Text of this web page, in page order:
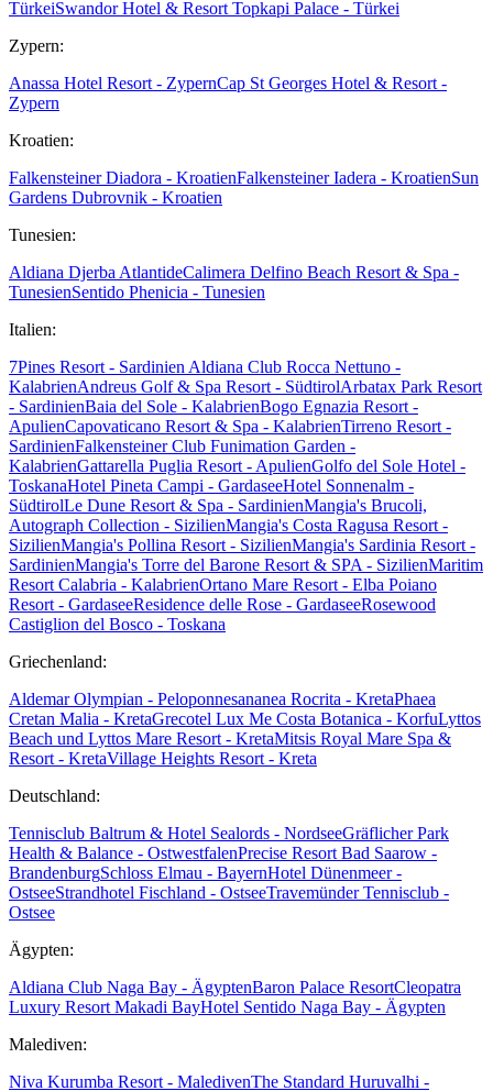
TürkeiSwandor Hotel & Resort Topkapi Palace - Türkei
Zypern:
Anassa Hotel Resort - ZypernCap St Georges Hotel & Resort -
Zypern
Kroatien:
Falkensteiner Diadora - KroatienFalkensteiner Iadera - KroatienSun
Gardens Dubrovnik - Kroatien
Tunesien:
Aldiana Djerba AtlantideCalimera Delfino Beach Resort & Spa -
TunesienSentido Phenicia - Tunesien
Italien:
7Pines Resort - Sardinien Aldiana Club Rocca Nettuno -
KalabrienAndreus Golf & Spa Resort - SüdtirolArbatax Park Resort
- SardinienBaia del Sole - KalabrienBogo Egnazia Resort -
ApulienCapovaticano Resort & Spa - KalabrienTirreno Resort -
SardinienFalkensteiner Club Funimation Garden -
KalabrienGattarella Puglia Resort - ApulienGolfo del Sole Hotel -
ToskanaHotel Pineta Campi - GardaseeHotel Sonnenalm -
SüdtirolLe Dune Resort & Spa - SardinienMangia's Brucoli,
Autograph Collection - SizilienMangia's Costa Ragusa Resort -
SizilienMangia's Pollina Resort - SizilienMangia's Sardinia Resort -
SardinienMangia's Torre del Barone Resort & SPA - SizilienMaritim
Resort Calabria - KalabrienOrtano Mare Resort - Elba Poiano
Resort - GardaseeResidence delle Rose - GardaseeRosewood
Castiglion del Bosco - Toskana
Griechenland:
Aldemar Olympian - Peloponnesananea Rocrita - KretaPhaea
Cretan Malia - KretaGrecotel Lux Me Costa Botanica - KorfuLyttos
Beach und Lyttos Mare Resort - KretaMitsis Royal Mare Spa &
Resort - KretaVillage Heights Resort - Kreta
Deutschland:
Tennisclub Baltrum & Hotel Sealords - NordseeGräflicher Park
Health & Balance - OstwestfalenPrecise Resort Bad Saarow -
BrandenburgSchloss Elmau - BayernHotel Dünenmeer -
OstseeStrandhotel Fischland - OstseeTravemünder Tennisclub -
Ostsee
Ägypten:
Aldiana Club Naga Bay - ÄgyptenBaron Palace ResortCleopatra
Luxury Resort Makadi BayHotel Sentido Naga Bay - Ägypten
Malediven:
Niva Kurumba Resort - MaledivenThe Standard Huruvalhi -